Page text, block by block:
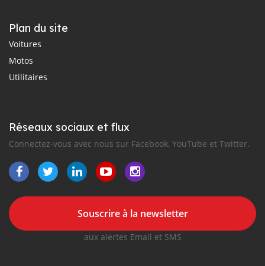
Plan du site
Voitures
Motos
Utilitaires
Réseaux sociaux et flux
Connectez-vous avec nous sur Facebook, YouTube et Twitter.
Souscrire à la newsletter
aux alertes Email et SMS